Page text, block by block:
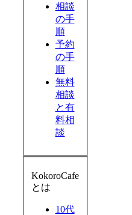
相談
の手
順
予約
の手
順
無料
相談
と有
料相
談
KokoroCafe
とは
10代